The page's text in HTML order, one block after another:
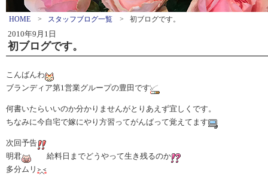
HOME > スタッフブログ一覧 > 初ブログです。
2010年9月1日
初ブログです。
こんばんわ
ブランディア第1営業グループの豊田です
何書いたらいいのか分かりませんがとりあえず宜しくです。
ちなみに今自宅で嫁にやり方習ってがんばって覚えてます
次回予告
明君
給料日までどうやって生き残るのか
多分ムリ